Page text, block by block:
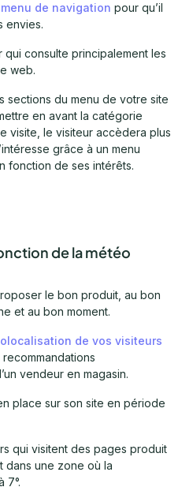
de navigation pour qu’il
envies.
qui consulte principalement les
web.
sections du menu de votre site
en avant la catégorie
visite, le visiteur accèdera plus
grâce à un menu
fonction de ses intérêts.
de la météo
le bon produit, au bon
et au bon moment.
de vos visiteurs
vendeur en magasin.
place sur son site en période
qui visitent des pages produit
dans une zone où la
7°.